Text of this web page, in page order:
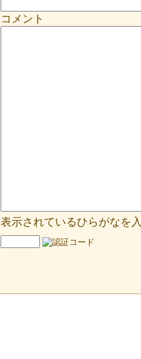
コメント
表示されているひらがなを